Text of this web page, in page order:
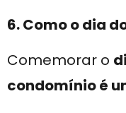
6. Como o dia
Comemorar o
condomínio é